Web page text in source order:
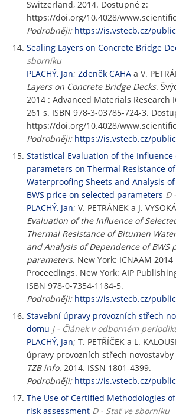
Switzerland, 2014. Dostupné z:
https://doi.org/10.4028/
Podrobněji: https://is.vstecb.cz/
Sealing Layers on Concrete Bridge
sborníku
PLACHÝ, Jan; Zdeněk CAHA a V.
Layers on Concrete Bridge Decks.
2014 : Advanced Materials Research
261 s. ISBN 978-3-03785-724-3.
https://doi.org/10.4028/
Podrobněji: https://is.vstecb.cz/
Statistical Evaluation of the Influence
parameters on Thermal Resistance
Waterproofing Sheets and Analysis
BWS price on selected parameters D
PLACHÝ, Jan; V. PETRÁNEK a J.
Evaluation of the Influence of
Thermal Resistance of Bitumen
and Analysis of Dependence of BWS
parameters. New York: ICNAAM
Proceedings. New York: AIP
ISBN 978-0-7354-1184-5.
Podrobněji: https://is.vstecb.cz/
Stavební úpravy provozních střech
domu J - Článek v odborném
PLACHÝ, Jan; T. PETŘÍČEK a L.
úpravy provozních střech
TZB info. 2014. ISSN 1801-4399.
Podrobněji: https://is.vstecb.cz/
The Use of Certified Methodologies
risk assessment D - Stať ve sborníku